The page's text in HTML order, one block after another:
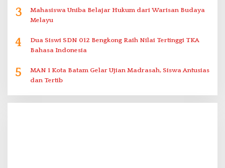
3
Mahasiswa Uniba Belajar Hukum dari Warisan Budaya
Melayu
4
Dua Siswi SDN 012 Bengkong Raih Nilai Tertinggi TKA
Bahasa Indonesia
5
MAN 1 Kota Batam Gelar Ujian Madrasah, Siswa Antusias
dan Tertib